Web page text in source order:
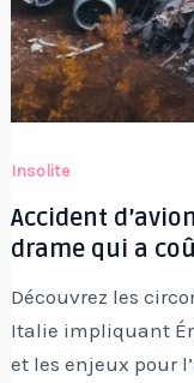
Insolite
Accident
drame qui a
Découvrez les
Italie impliquant
et les enjeux pour